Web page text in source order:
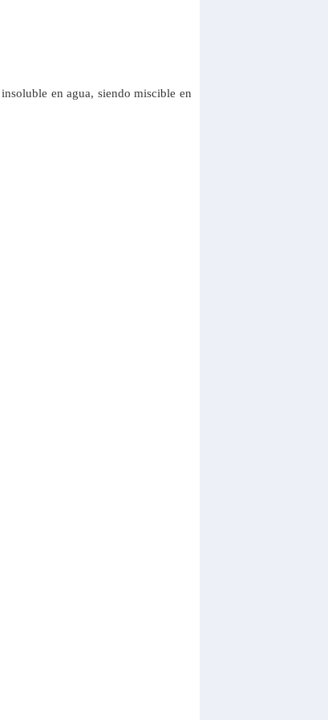
en agua, siendo miscible en